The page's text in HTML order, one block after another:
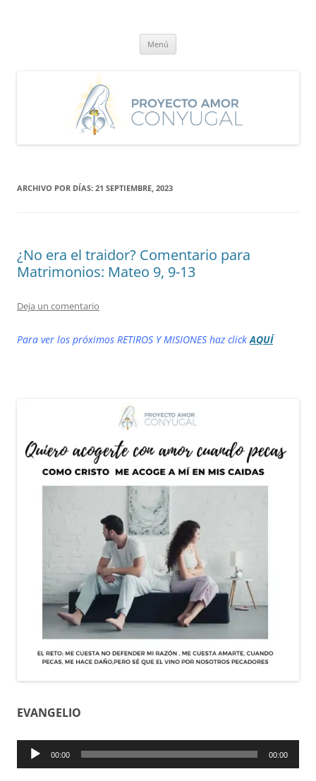
Menú
ARCHIVO POR DÍAS: 21 SEPTIEMBRE, 2023
¿No era el traidor? Comentario para
Matrimonios: Mateo 9, 9-13
Deja un comentario
Para ver los próximos RETIROS Y MISIONES haz clickAQUÍ
EVANGELIO
Reproductor
00:00 00:00